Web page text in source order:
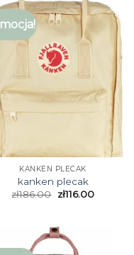
KANKEN PLECAK
kanken plecak
zł186.00 zł116.00